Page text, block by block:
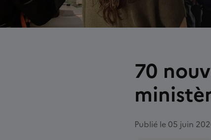
70
Publié le 05 juin